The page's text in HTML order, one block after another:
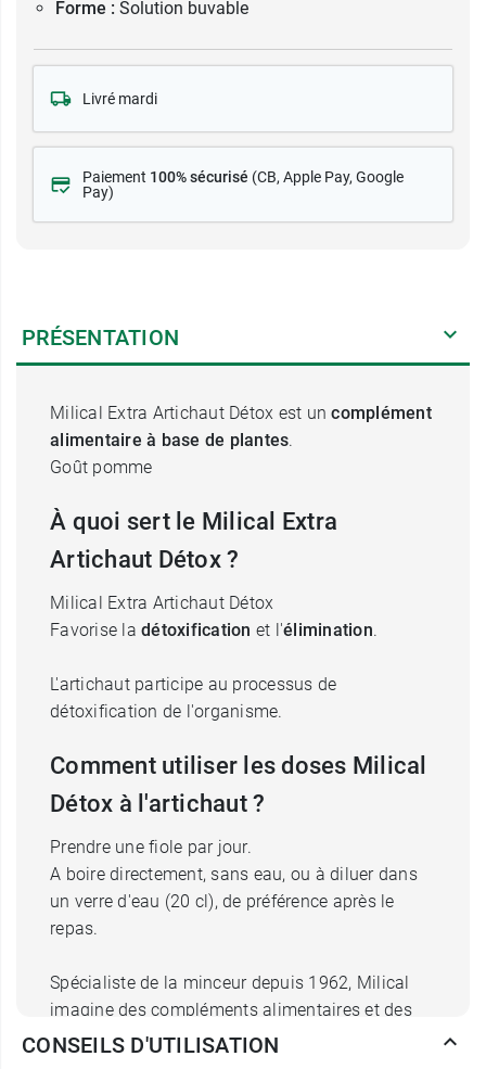
Forme : Solution buvable
Livré mardi
Paiement 100% sécurisé (CB, Apple Pay, Google
Pay)
PRÉSENTATION
Milical Extra Artichaut Détox est uncomplément
alimentaire à base de plantes.
Goût pomme
À quoi sert le Milical Extra
Artichaut Détox ?
Milical Extra Artichaut Détox
Favorise la détoxification et l'élimination.
L'artichaut participe au processus de
détoxification de l'organisme.
Comment utiliser les doses Milical
Détox à l'artichaut ?
Prendre une fiole par jour.
A boire directement, sans eau, ou à diluer dans
un verre d'eau (20 cl), de préférence après le
repas.
Spécialiste de la minceur depuis 1962, Milical
imagine des compléments alimentaires et des
produits nutritionnels accessibles et adaptés à
CONSEILS D'UTILISATION